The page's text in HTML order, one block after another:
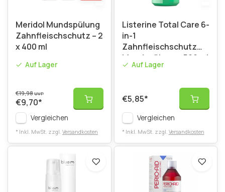
Meridol Mundspülung
Zahnfleischschutz – 2
x 400 ml
Auf Lager
€19,98UVP
€9,70*
Vergleichen
* Inkl. MwSt. zzgl. Versandkosten
Listerine Total Care 6-
in-1
Zahnfleischschutz
Mundspülung – 500 ml
Auf Lager
€5,85*
Vergleichen
* Inkl. MwSt. zzgl. Versandkosten